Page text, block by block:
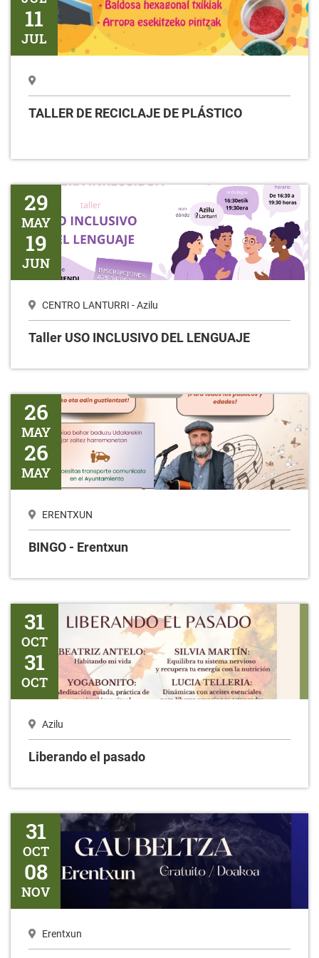
11
JUL
TALLER DE RECICLAJE DE PLÁSTICO
Taller USO INCLUSIVO DEL LENGUAJE
29
MAY
19
JUN
CENTRO LANTURRI - Azilu
Taller USO INCLUSIVO DEL LENGUAJE
BINGO - Erentxun
26
MAY
26
MAY
ERENTXUN
BINGO - Erentxun
Liberando el pasado
31
OCT
31
OCT
Azilu
Liberando el pasado
Gaubeltza
31
OCT
08
NOV
Erentxun